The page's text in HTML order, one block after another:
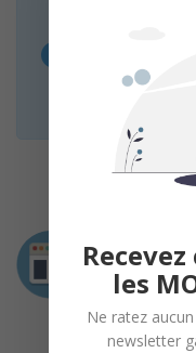
cours » vous
Joelle
Supérieure
les
Ne ratez
newsletter